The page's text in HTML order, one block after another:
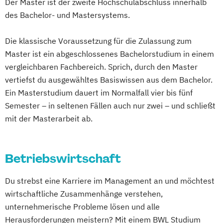
Public Management
Verwaltungsfachangestellte
Public Relations und Kommunikation
Pädagogik Pädagogik
Bildungsberatung und Leitung
Robotics (DE/EN) Social Media
Software Engineering (EN)
Softwareentwicklung (DE/EN)
Soziale Arbeit Schwerpunkt Kinder und
Sozialmanagement
Sozialpädagogik und Inklusion
Sportmanagement
Mensch-Computer-Interaktion
Nachhaltiges Design
Nationale und internationale Zertifizierung
und Produktkennzeichnung
New Venture Management
Professional Software Engineering
Prozesssimulation in der
Verfahrenstechnik
Regenerative Energietechnik
Technische Informatik
Wirtschaftsinformatik
Wirtschaftsingenieurwesen
Wirtschaftsingenieurwesen
Marketing & Sales
Marketing- & Salesmanagement
Personalmanagement
Tourismus-Management
Unternehmensführung – Entrepreneurship
Unternehmensführung – Entrepreneurship
(Bilingual)
Urban Tourism & Visitor Economy
Anthropologie
Arabische Welt: Sprache und Gesellschaft
Banking and Finance
Betriebswirtschaft
Bewegung und Sport (Lehramt)
Bildungswissenschaft Bioinformatik
Biologie
Biologie und Umweltkunde (Lehramt)
Biologische Chemie
CREOLE - Cultural Differences and
Chemie (Lehramt)
Chemie und Technologie der Materialien
Communication Science
des Bachelor- und Mastersystems.
Die klassische Voraussetzung für die Zulassung zum
Master ist ein abgeschlossenes Bachelorstudium in einem
vergleichbaren Fachbereich. Sprich, durch den Master
vertiefst du ausgewähltes Basiswissen aus dem Bachelor.
Ein Masterstudium dauert im Normalfall vier bis fünf
Semester – in seltenen Fällen auch nur zwei – und schließt
mit der Masterarbeit ab.
Betriebswirtschaft
Du strebst eine Karriere im Management an und möchtest
wirtschaftliche Zusammenhänge verstehen,
unternehmerische Probleme lösen und alle
Herausforderungen meistern? Mit einem BWL Studium